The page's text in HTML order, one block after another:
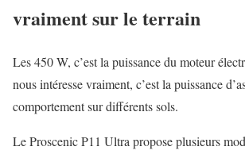
vraiment sur le terrain
Les 450 W, c’est la puissance du moteur
nous intéresse vraiment, c’est la puissance
comportement sur différents sols.
Le Proscenic P11 Ultra propose plusieurs